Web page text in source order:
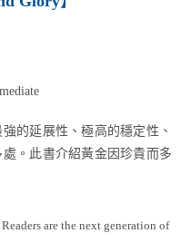
的延展性、極高的穩定性、
。此書介紹黃金因珍貴而多
are the next generation of